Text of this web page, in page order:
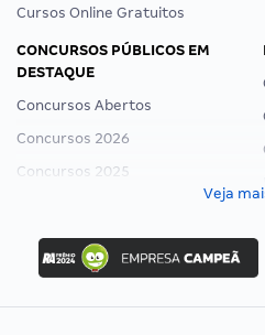
Cursos Online Gratuitos
CONCURSOS PÚBLICOS EM
DESTAQUE
Concursos Abertos
Concursos 2026
Concursos 2025
Concurso Ibama
Concurso MPU
Editais publicados
Veja